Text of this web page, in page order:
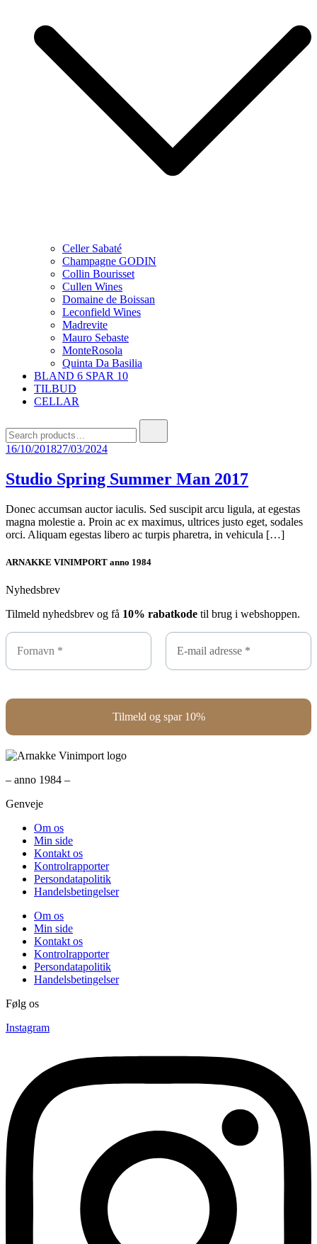
Celler Sabaté
Champagne GODIN
Collin Bourisset
Cullen Wines
Domaine de Boissan
Leconfield Wines
Madrevite
Mauro Sebaste
MonteRosola
Quinta Da Basilia
BLAND 6 SPAR 10
TILBUD
CELLAR
for:
16/10/201827/03/2024
Studio Spring Summer Man 2017
Donec accumsan auctor iaculis. Sed suscipit arcu ligula, at egestas
magna molestie a. Proin ac ex maximus, ultrices justo eget, sodales
orci. Aliquam egestas libero ac turpis pharetra, in vehicula […]
ARNAKKE VINIMPORT anno 1984
Nyhedsbrev
Tilmeld nyhedsbrev og få 10% rabatkode til brug i webshoppen.
– anno 1984 –
Genveje
Om os
Min side
Kontakt os
Kontrolrapporter
Persondatapolitik
Handelsbetingelser
Om os
Min side
Kontakt os
Kontrolrapporter
Persondatapolitik
Handelsbetingelser
Følg os
Instagram